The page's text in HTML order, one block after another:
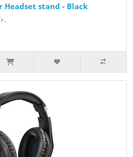
Headset stand - Black